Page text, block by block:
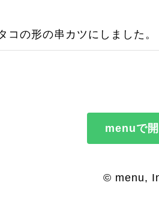
の形の串カツにしました。
menuで開
© menu,